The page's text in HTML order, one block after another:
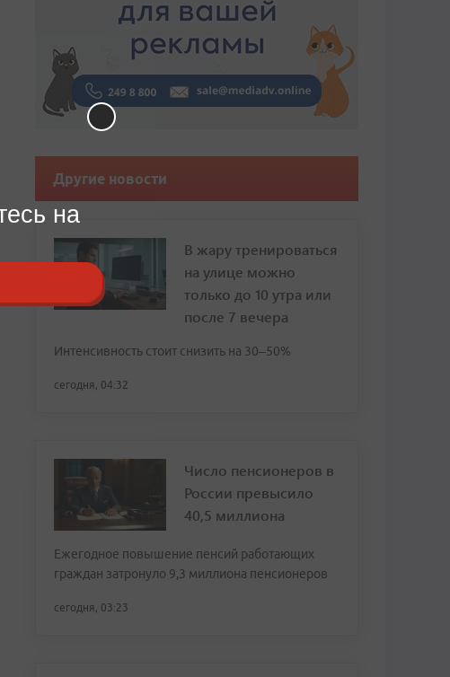
Другие новости
В жару тренироваться
на улице можно
только до 10 утра или
после 7 вечера
Интенсивность стоит снизить на 30–50%
сегодня, 04:32
Число пенсионеров в
России превысило
40,5 миллиона
Ежегодное повышение пенсий работающих
граждан затронуло 9,3 миллиона пенсионеров
сегодня, 03:23
на